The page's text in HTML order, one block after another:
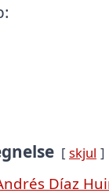
skjul
Díaz